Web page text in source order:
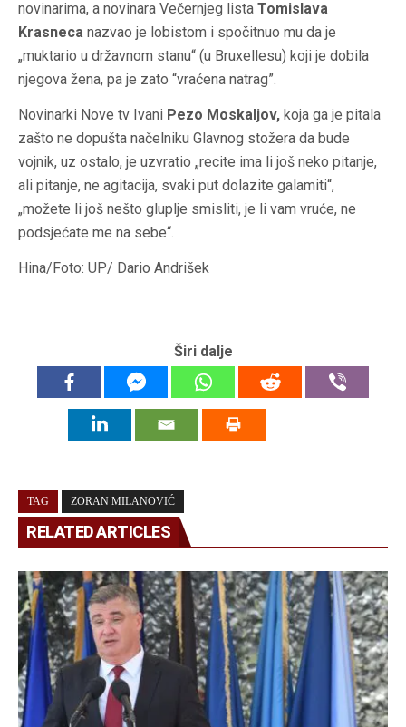
novinarima, a novinara Večernjeg lista Tomislava
Krasneca nazvao je lobistom i spočitnuo mu da je
„muktario u državnom stanu“ (u Bruxellesu) koji je dobila
njegova žena, pa je zato “vraćena natrag”.
Novinarki Nove tv Ivani Pezo Moskaljov, koja ga je pitala
zašto ne dopušta načelniku Glavnog stožera da bude
vojnik, uz ostalo, je uzvratio „recite ima li još neko pitanje,
ali pitanje, ne agitacija, svaki put dolazite galamiti“,
„možete li još nešto gluplje smisliti, je li vam vruće, ne
podsjećate me na sebe“.
Hina/Foto: UP/ Dario Andrišek
Širi dalje
TAG ZORAN MILANOVIĆ
RELATED ARTICLES